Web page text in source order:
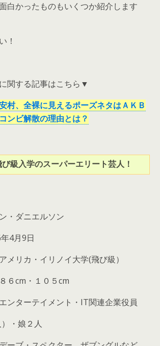
白かったものもいくつか紹介します
！
関する記事はこちら▼
村、全裸に見えるポーズネタはＡＫＢ
ンビ解散の理由とは？
級入学のスーパーエリート芸人！
・ダニエルソン
4月9日
メリカ・イリノイ大学(飛び級）
６cm・１０５cm
ンターテイメント・IT関連企業役員
・娘２人